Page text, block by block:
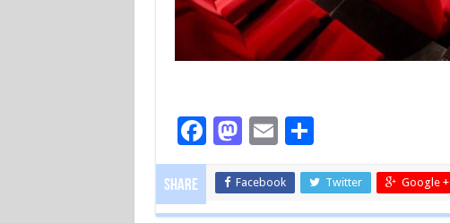
Facebook
Mastodon
EmailPartager
Share Facebook Twitter Google +